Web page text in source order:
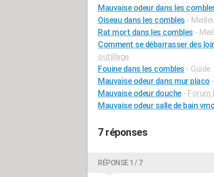
Mauvaise odeur dans les
Oiseau dans les combles -
Rat mort dans les combles -
Comment se débarrasser des
outillage
Fouine dans les combles - Guide
Mauvaise odeur dans mur placo -
Mauvaise odeur douche - Forum
Mauvaise odeur salle de bain vmc
7 réponses
RÉPONSE 1 / 7